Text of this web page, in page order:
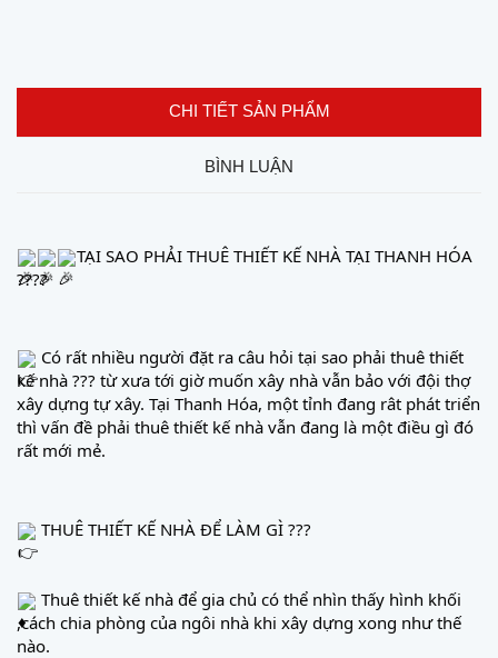
CHI TIẾT SẢN PHẨM
BÌNH LUẬN
TẠI SAO PHẢI THUÊ THIẾT KẾ NHÀ TẠI THANH HÓA
????
Có rất nhiều người đặt ra câu hỏi tại sao phải thuê thiết
kế nhà ??? từ xưa tới giờ muốn xây nhà vẫn bảo với đội thợ
xây dựng tự xây. Tại Thanh Hóa, một tỉnh đang rât phát triển
thì vấn đề phải thuê thiết kế nhà vẫn đang là một điều gì đó
rất mới mẻ.
THUÊ THIẾT KẾ NHÀ ĐỂ LÀM GÌ ???
Thuê thiết kế nhà để gia chủ có thể nhìn thấy hình khối
,cách chia phòng của ngôi nhà khi xây dựng xong như thế
nào.